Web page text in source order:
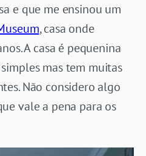
e que me ensinou um
, casa onde
A casa é pequenina
mas tem muitas
Não considero algo
vale a pena para os